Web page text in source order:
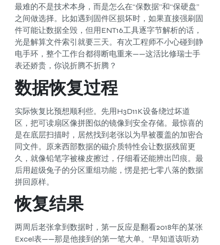
最难的不是技术本身，而是怎么在“保数据”和“保硬盘”
之间做选择。比如遇到固件区损坏时，如果直接强刷固
件可能让数据全毁，但用ENT16工具逐字节解析的话，
光是解算文件索引就要三天。有次工程师不小心碰到静
电手环，整个工作台都得断电重来——这活比修瑞士手
表还娇贵，你说折腾不折腾？
数据恢复过程
实际恢复比预想顺利些。先用H3D11K设备绕过坏道
区，把可读扇区像拼图似的镜像到安全存储。最惊喜的
是在底层扫描时，居然找到老张以为早被覆盖的加密合
同文件。原来西部数据的磁介质特性会让数据残留更
久，就像铅笔字被橡皮擦过，仔细看还能辨出凹痕。最
后用超级兔子的分区重组功能，愣是把七零八落的数据
拼回原样。
恢复结果
两周后老张拿到数据时，第一反应是翻看2018年的某张
Excel表——那是他接到的第一笔大单。“早知道该听劝